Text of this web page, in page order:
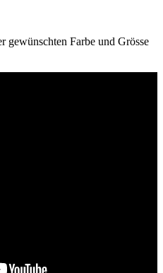
gewünschten Farbe und Grösse